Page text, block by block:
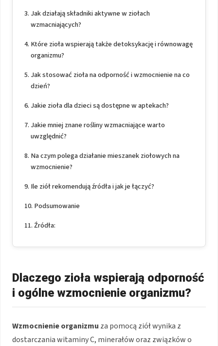
Jak działają składniki aktywne w ziołach
wzmacniających?
Które zioła wspierają także detoksykację i równowagę
organizmu?
Jak stosować zioła na odporność i wzmocnienie na co
dzień?
Jakie zioła dla dzieci są dostępne w aptekach?
Jakie mniej znane rośliny wzmacniające warto
uwzględnić?
Na czym polega działanie mieszanek ziołowych na
wzmocnienie?
Ile ziół rekomendują źródła i jak je łączyć?
Podsumowanie
Źródła:
Dlaczego zioła wspierają odporność
i ogólne wzmocnienie organizmu?
Wzmocnienie organizmu za pomocą ziół wynika z
dostarczania witaminy C, minerałów oraz związków o